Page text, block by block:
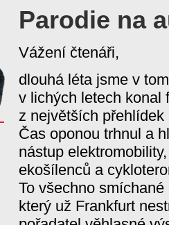
Parodie na
Vážení čtenáři,
dlouhá léta jsme v
v lichých letech konal
z největších
Čas oponou trhnul a
nástup
ekošílenců a
To všechno
který už Frankfurt